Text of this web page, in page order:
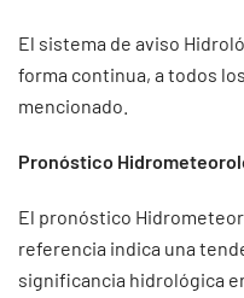
El sistema de aviso
forma continua, a todos
mencionado.
Pronóstico
El pronóstico
referencia indica una
significancia hidrológica